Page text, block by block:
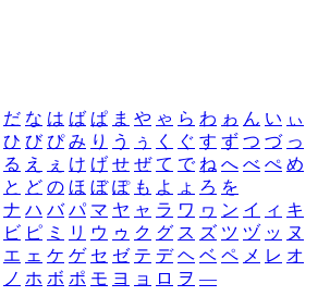
だ な は ば ぱ ま や ゃ ら わ ゎ ん い ぃ
ひ び ぴ み り う ぅ く ぐ す ず つ づ っ
る え ぇ け げ せ ぜ て で ね へ べ ぺ め
と ど の ほ ぼ ぽ も よ ょ ろ を
ナ ハ バ パ マ ヤ ャ ラ ワ ヮ ン イ ィ キ
ビ ピ ミ リ ウ ゥ ク グ ス ズ ツ ヅ ッ ヌ
エ ェ ケ ゲ セ ゼ テ デ ヘ ベ ペ メ レ オ
ノ ホ ボ ポ モ ヨ ョ ロ ヲ ―